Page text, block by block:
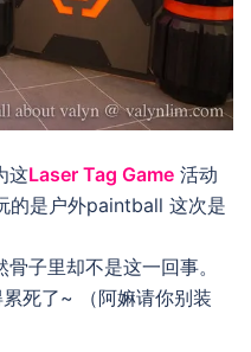
这Laser Tag Game 活动
的是户外paintball 这次是
子里却不是这一回事。
死了~ （阿嫲请你别装